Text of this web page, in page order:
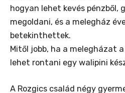
hogyan lehet kevés pénzből,
megoldani, és a melegház
betekinthettek.
Mitől jobb, ha a melegházat
lehet rontani egy walipini
A Rozgics család négy